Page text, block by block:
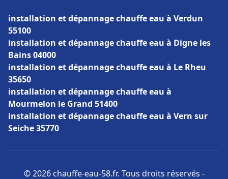
installation et dépannage chauffe eau à Verdun
55100
installation et dépannage chauffe eau à Digne les
Bains 04000
installation et dépannage chauffe eau à Le Rheu
35650
installation et dépannage chauffe eau à
Mourmelon le Grand 51400
installation et dépannage chauffe eau à Vern sur
Seiche 35770
© 2026 chauffe-eau-58.fr. Tous droits réservés -